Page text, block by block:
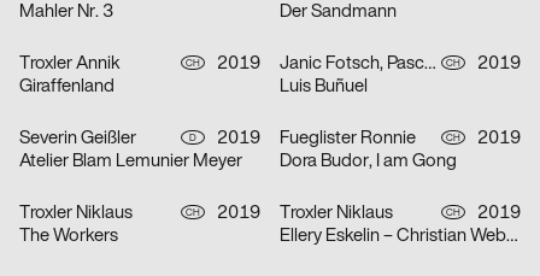
Mahler Nr. 3
Der Sandmann
Troxler Annik CH
2019
Giraffenland
Janic Fotsch, Pascal Sennhauser CH
2019
Luis Buñuel
Severin Geißler D
2019
Atelier Blam Lemunier Meyer
Fueglister Ronnie CH
2019
Dora Budor, I am Gong
Troxler Niklaus CH
2019
The Workers
Troxler Niklaus CH
2019
Ellery Eskelin – Christian Weber – Michael Griener